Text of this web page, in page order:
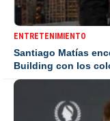
ENTRETENIMIENTO
Santiago Matías
Building con los